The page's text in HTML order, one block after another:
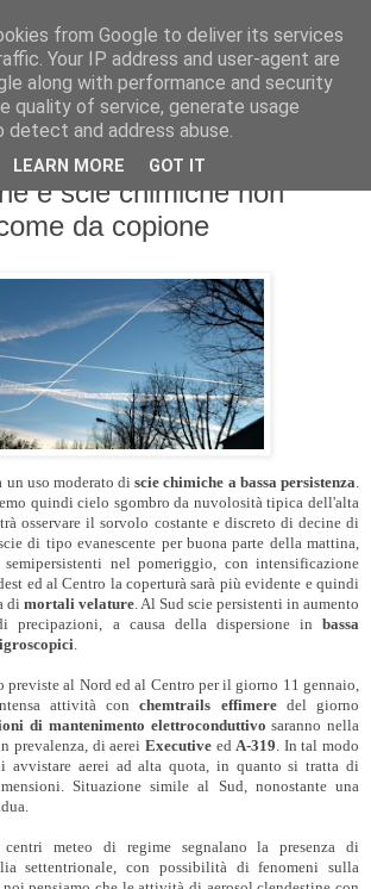
e scie chimiche non
da copione
un uso moderato discie chimiche a bassa persistenza.
quindi cielo sgombro da nuvolosità tipica dell'alta
osservare il sorvolo costante e discreto di decine di
di tipo evanescente per buona parte della mattina,
nel pomeriggio, con intensificazione
ed al Centro la coperturà sarà più evidente e quindi
di mortali velature. Al Sud scie persistenti in aumento
precipazioni, a causa della dispersione in bassa
.
previste al Nord ed al Centro per il giorno 11 gennaio,
attività conchemtrails effimere del giorno
di mantenimento elettroconduttivosaranno nella
prevalenza, di aerei Executive edA-319. In tal modo
avvistare aerei ad alta quota, in quanto si tratta di
Situazione simile al Sud, nonostante una
meteo di regime segnalano la presenza di
settentrionale, con possibilità di fenomeni sulla
from Google to deliver its services
Your IP address and user-agent are
along with performance and security
quality of service, generate usage
and address abuse.
LEARN MORE GOT IT